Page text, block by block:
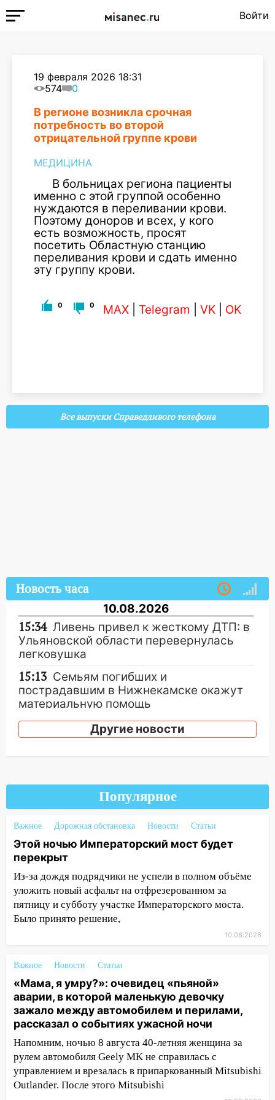
Войти
19 февраля 2026 18:31
574
0
В регионе возникла срочная
потребность во второй
отрицательной группе крови
МЕДИЦИНА
В больницах региона пациенты
именно с этой группой особенно
нуждаются в переливании крови.
Поэтому доноров и всех, у кого
есть возможность, просят
посетить Областную станцию
переливания крови и сдать именно
эту группу крови.
0 0 MAX Telegram VK OK
Все выпуски Справедливого телефона
Новость часа
10.08.2026
15:34 Ливень привел к жесткому ДТП: в
Ульяновской области перевернулась
легковушка
15:13 Семьям погибших и
пострадавшим в Нижнекамске окажут
материальную помощь
15:05
Столкновение двух «Лад» в
Димитровграде: пассажирка оказалась
перевернулся самодельный байк
14:21 Волонтеры «ЛизаАлерт»
выложили ориентировку на пропавшего
8 августа в шторм ульяновского
блогера
14:00 Этой ночью Императорский мост
будет перекрыт
13:49 Сотрудники СУ СК России по
Ульяновской области вручили ключи от
квартир сиротам и детям, оставшихся
13:36
«пьяной» аварии, в которой маленькую
девочку зажало между автомобилем и
перилами, рассказал о событиях
ужасной ночи
13:05 17-летний парень находился за
рулем мотоцикла во время ДТП в Новом
городе: в ГАИ прокомментировали
сегодняшнюю аварию
Другие новости
Популярное
Важное Дорожная обстановка Новости Статьи
Этой ночью Императорский мост будет
перекрыт
Из-за дождя подрядчики не успели в полном объёме
уложить новый асфальт на отфрезерованном за
пятницу и субботу участке Императорского моста.
Было принято решение,
10.08.2026
Важное Новости Статьи
«Мама, я умру?»: очевидец «пьяной»
аварии, в которой маленькую девочку
зажало между автомобилем и перилами,
рассказал о событиях ужасной ночи
Напомним, ночью 8 августа 40-летняя женщина за
рулем автомобиля Geely MK не справилась с
управлением и врезалась в припаркованный Mitsubishi
Outlander. После этого Mitsubishi